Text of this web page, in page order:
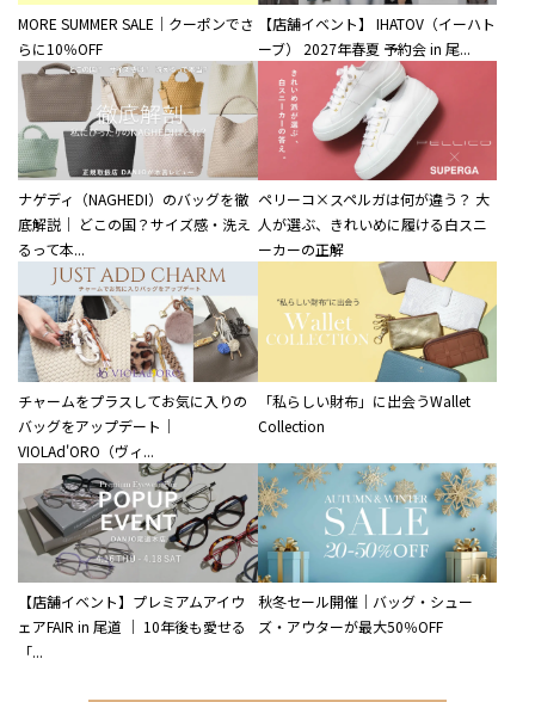
MORE SUMMER SALE｜クーポンでさ
らに10％OFF
【店舗イベント】 IHATOV（イーハト
ーブ） 2027年春夏 予約会 in 尾...
ナゲディ（NAGHEDI）のバッグを徹
底解説｜ どこの国？サイズ感・洗え
るって本...
ペリーコ×スペルガは何が違う？ 大
人が選ぶ、きれいめに履ける白スニ
ーカーの正解
チャームをプラスしてお気に入りの
バッグをアップデート｜
VIOLAd'ORO（ヴィ...
「私らしい財布」に出会うWallet
Collection
【店舗イベント】プレミアムアイウ
ェアFAIR in 尾道 ｜ 10年後も愛せる
「...
秋冬セール開催｜バッグ・シュー
ズ・アウターが最大50％OFF